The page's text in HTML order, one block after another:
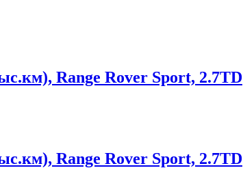
Range Rover Sport, 2.7TD
Range Rover Sport, 2.7TD